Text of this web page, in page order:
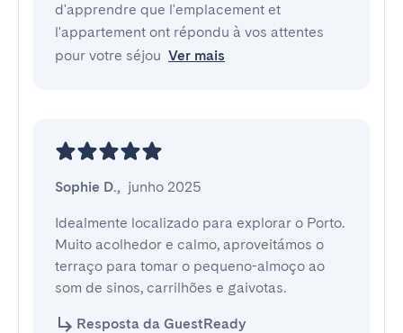
d'apprendre que l'emplacement et
l'appartement ont répondu à vos attentes
pour votre séjou Ver mais
Sophie D., junho 2025
Idealmente localizado para explorar o Porto.
Muito acolhedor e calmo, aproveitámos o
terraço para tomar o pequeno-almoço ao
som de sinos, carrilhões e gaivotas.
Resposta da GuestReady